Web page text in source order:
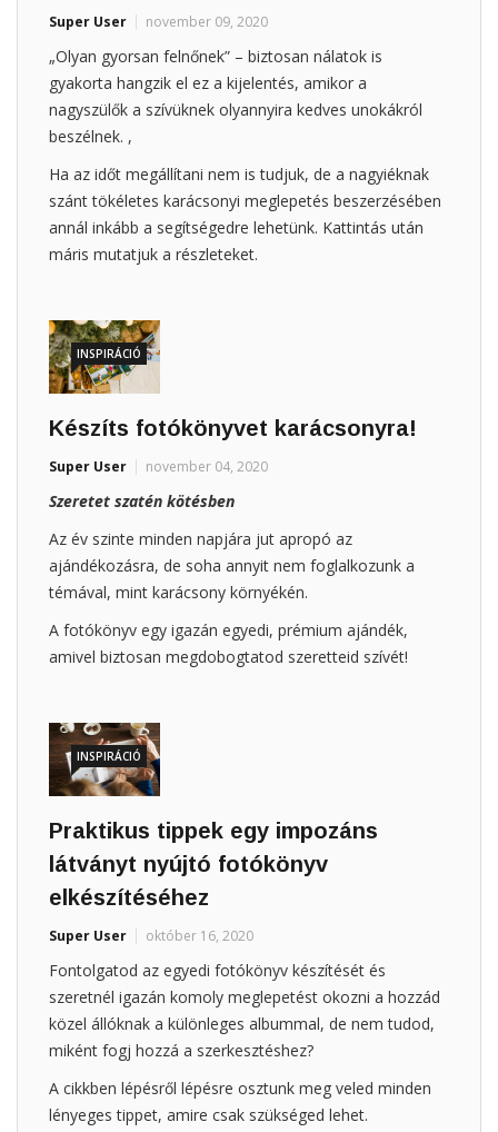
Super User november 09, 2020
„Olyan gyorsan felnőnek” – biztosan nálatok is
gyakorta hangzik el ez a kijelentés, amikor a
nagyszülők a szívüknek olyannyira kedves unokákról
beszélnek. ,
Ha az időt megállítani nem is tudjuk, de a nagyiéknak
szánt tökéletes karácsonyi meglepetés beszerzésében
annál inkább a segítségedre lehetünk. Kattintás után
máris mutatjuk a részleteket.
INSPIRÁCIÓ
Készíts fotókönyvet karácsonyra!
Super User november 04, 2020
Szeretet szatén kötésben
Az év szinte minden napjára jut apropó az
ajándékozásra, de soha annyit nem foglalkozunk a
témával, mint karácsony környékén.
A fotókönyv egy igazán egyedi, prémium ajándék,
amivel biztosan megdobogtatod szeretteid szívét!
INSPIRÁCIÓ
Praktikus tippek egy impozáns
látványt nyújtó fotókönyv
elkészítéséhez
Super User október 16, 2020
Fontolgatod az egyedi fotókönyv készítését és
szeretnél igazán komoly meglepetést okozni a hozzád
közel állóknak a különleges albummal, de nem tudod,
miként fogj hozzá a szerkesztéshez?
A cikkben lépésről lépésre osztunk meg veled minden
lényeges tippet, amire csak szükséged lehet.